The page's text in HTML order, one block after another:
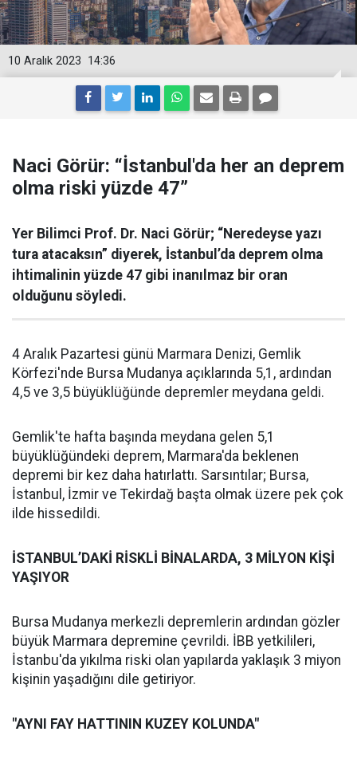
14:36
10 Aralık 2023
Naci Görür: “İstanbul'da her an deprem
olma riski yüzde 47”
Yer Bilimci Prof. Dr. Naci Görür; “Neredeyse yazı
tura atacaksın” diyerek, İstanbul’da deprem olma
ihtimalinin yüzde 47 gibi inanılmaz bir oran
olduğunu söyledi.
4 Aralık Pazartesi günü Marmara Denizi, Gemlik
Körfezi'nde Bursa Mudanya açıklarında 5,1, ardından
4,5 ve 3,5 büyüklüğünde depremler meydana geldi.
Gemlik'te hafta başında meydana gelen 5,1
büyüklüğündeki deprem, Marmara'da beklenen
depremi bir kez daha hatırlattı. Sarsıntılar; Bursa,
İstanbul, İzmir ve Tekirdağ başta olmak üzere pek çok
ilde hissedildi.
İSTANBUL’DAKİ RİSKLİ BİNALARDA, 3 MİLYON KİŞİ
YAŞIYOR
Bursa Mudanya merkezli depremlerin ardından gözler
büyük Marmara depremine çevrildi. İBB yetkilileri,
İstanbu'da yıkılma riski olan yapılarda yaklaşık 3 miyon
kişinin yaşadığını dile getiriyor.
"AYNI FAY HATTININ KUZEY KOLUNDA"